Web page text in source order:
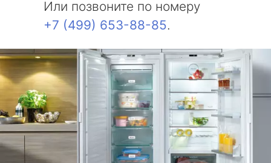
Или позвоните по номеру
+7 (499) 653-88-85.